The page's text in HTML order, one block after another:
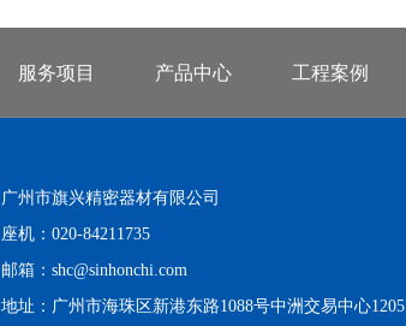
服务项目 产品中心 工程案例
广州市旗兴精密器材有限公司
座机：020-84211735
邮箱：shc@sinhonchi.com
地址：广州市海珠区新港东路1088号中洲交易中心1205